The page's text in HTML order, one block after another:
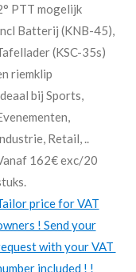
PTT mogelijk
Batterij (KNB-45),
(KSC-35s)
riemklip
bij Sports,
Retail, ..
162€ exc/20
price for VAT
! Send your
with your VAT
included ! !